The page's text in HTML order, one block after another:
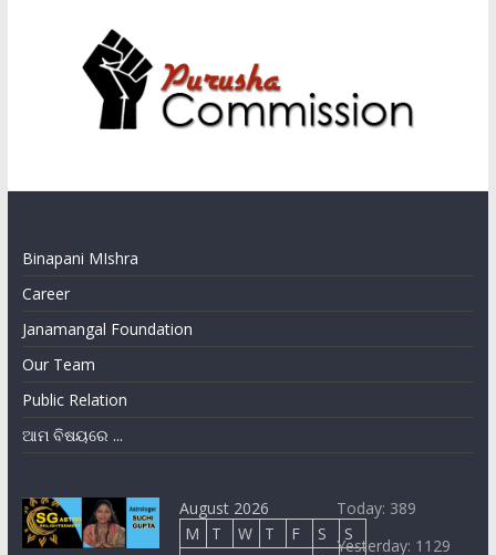
Binapani MIshra
Career
Janamangal Foundation
Our Team
Public Relation
ଆମ ବିଷୟରେ ...
August 2026
M
T W T F S
S
Today: 389
Yesterday: 1129